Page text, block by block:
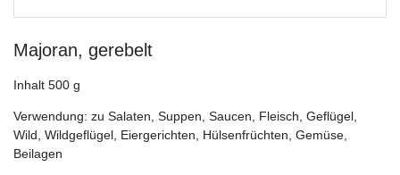
Majoran, gerebelt
Inhalt 500 g
Verwendung: zu Salaten, Suppen, Saucen, Fleisch, Geflügel,
Wild, Wildgeflügel, Eiergerichten, Hülsenfrüchten, Gemüse,
Beilagen